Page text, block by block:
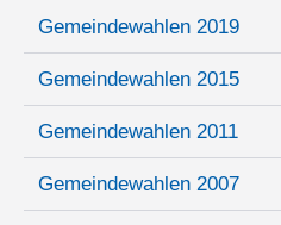
Gemeindewahlen 2019
Gemeindewahlen 2015
Gemeindewahlen 2011
Gemeindewahlen 2007